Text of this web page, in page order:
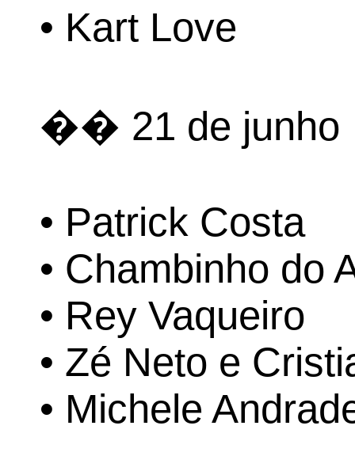
• Kart Love
�� 21 de junho
• Patrick Costa
• Chambinho do
• Rey Vaqueiro
• Zé Neto e
• Michele